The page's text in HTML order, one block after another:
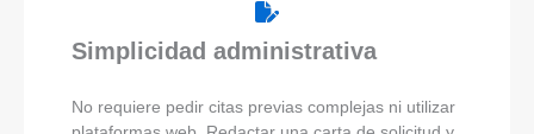
Simplicidad administrativa
No requiere pedir citas previas complejas ni utilizar